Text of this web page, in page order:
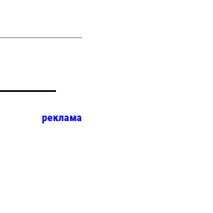
реклама